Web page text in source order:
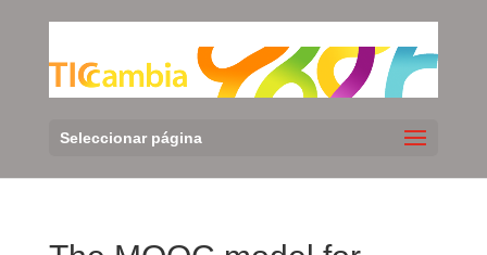
Seleccionar página